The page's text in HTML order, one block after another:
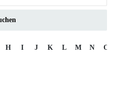
H I J K L M N O